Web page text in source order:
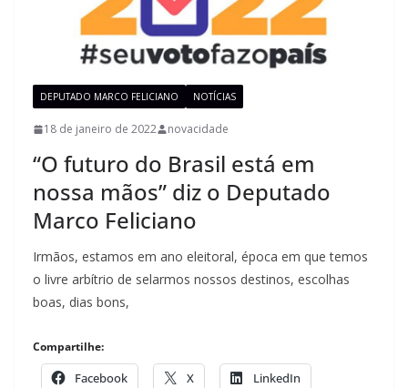
DEPUTADO MARCO FELICIANO NOTÍCIAS
18 de janeiro de 2022 novacidade
“O futuro do Brasil está em
nossa mãos” diz o Deputado
Marco Feliciano
Irmãos, estamos em ano eleitoral, época em que temos
o livre arbítrio de selarmos nossos destinos, escolhas
boas, dias bons,
Compartilhe:
Facebook X LinkedIn